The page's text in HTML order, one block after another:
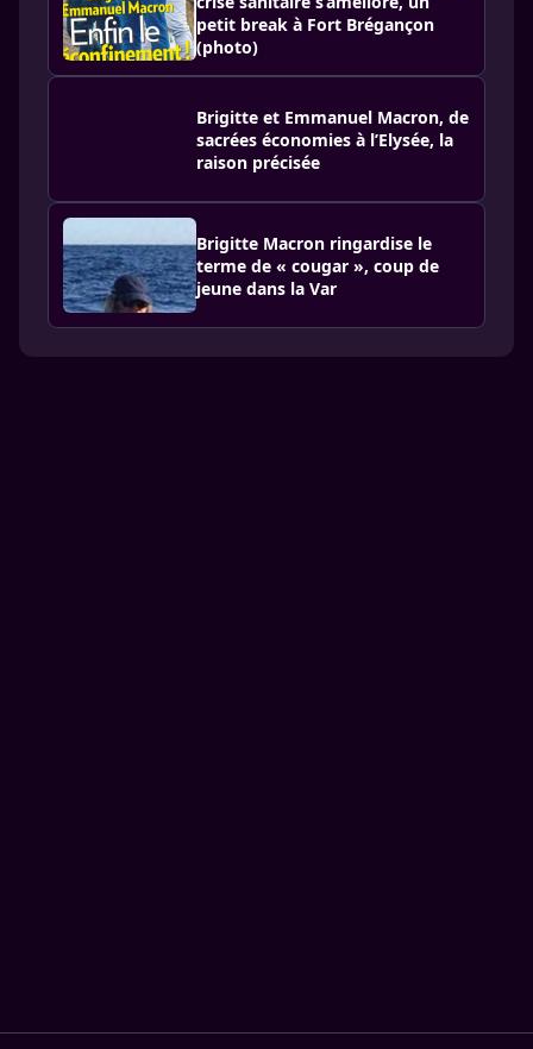
petit break à Fort Brégançon
(photo)
Brigitte et Emmanuel Macron, de
sacrées économies à l’Elysée, la
raison précisée
Brigitte Macron ringardise le
terme de « cougar », coup de
jeune dans la Var